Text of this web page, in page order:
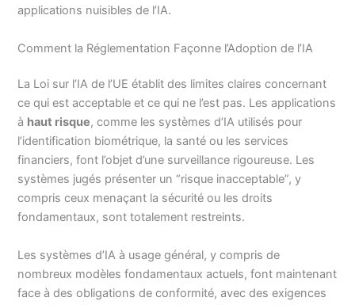
applications nuisibles de l’IA.
Comment la Réglementation Façonne l’Adoption de l’IA
La Loi sur l’IA de l’UE établit des limites claires concernant
ce qui est acceptable et ce qui ne l’est pas. Les applications
à haut risque, comme les systèmes d’IA utilisés pour
l’identification biométrique, la santé ou les services
financiers, font l’objet d’une surveillance rigoureuse. Les
systèmes jugés présenter un “risque inacceptable”, y
compris ceux menaçant la sécurité ou les droits
fondamentaux, sont totalement restreints.
Les systèmes d’IA à usage général, y compris de
nombreux modèles fondamentaux actuels, font maintenant
face à des obligations de conformité, avec des exigences